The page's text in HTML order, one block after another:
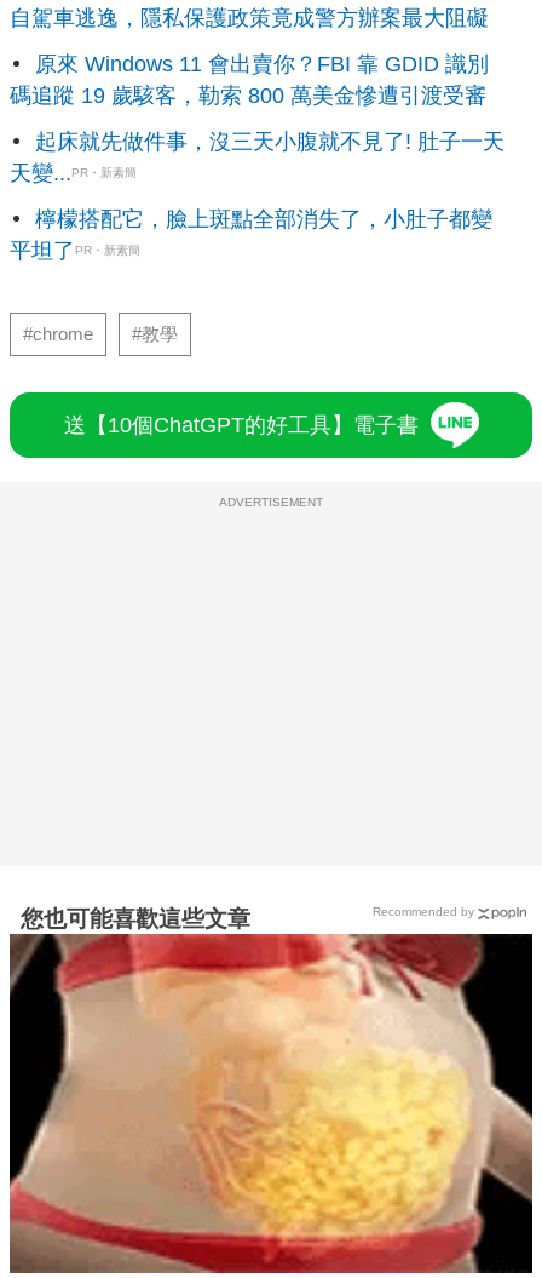
自駕車逃逸，隱私保護政策竟成警方辦案最大阻礙
原來 Windows 11 會出賣你？FBI 靠 GDID 識別
碼追蹤 19 歲駭客，勒索 800 萬美金慘遭引渡受審
起床就先做件事，沒三天小腹就不見了! 肚子一天
天變...PR・新素簡
檸檬搭配它，臉上斑點全部消失了，小肚子都變
平坦了 PR・新素簡
#chrome #教學
送【10個ChatGPT的好工具】電子書
ADVERTISEMENT
您也可能喜歡這些文章 Recommended by